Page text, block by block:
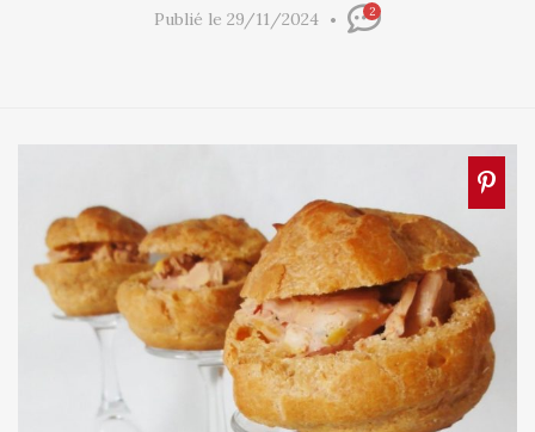
Publié le 29/11/2024 2